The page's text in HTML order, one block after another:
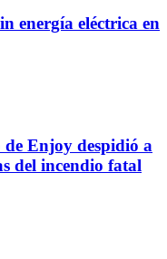
energía eléctrica en
Enjoy despidió a
del incendio fatal